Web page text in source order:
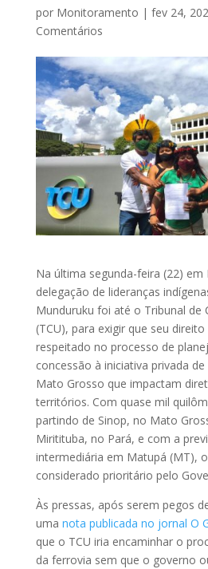
por Monitoramento | fev 24,
Comentários
Na última segunda-feira (22) em
delegação de lideranças
Munduruku foi até o Tribunal de
(TCU), para exigir que seu
respeitado no processo de
concessão à iniciativa privada
Mato Grosso que impactam
territórios. Com quase mil
partindo de Sinop, no Mato
Miritituba, no Pará, e com a
intermediária em Matupá (MT),
considerado prioritário pelo
Às pressas, após serem pegos
uma nota publicada no jornal O
que o TCU iria encaminhar o
da ferrovia sem que o governo